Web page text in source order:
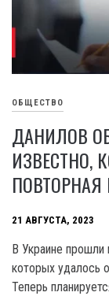
ОБЩЕСТВО
ДАНИЛОВ
ИЗВЕСТНО,
21 АВГУСТА, 2023
В Украине
которых удалось
Теперь